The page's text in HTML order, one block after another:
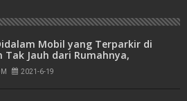
Mobil yang Terparkir di
Tak Jauh dari Rumahnya,
Dengan Luka Tembak
2021-6-19